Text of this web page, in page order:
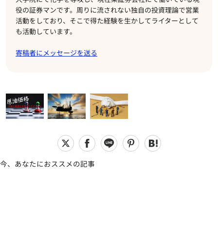
役の証券マンです。周りに流されない独自の投資理論で営業
活動をしており、そこで得た経験を生かしてライターとして
も活動しています。
寄稿者にメッセージを送る
今、あなたにおススメの記事